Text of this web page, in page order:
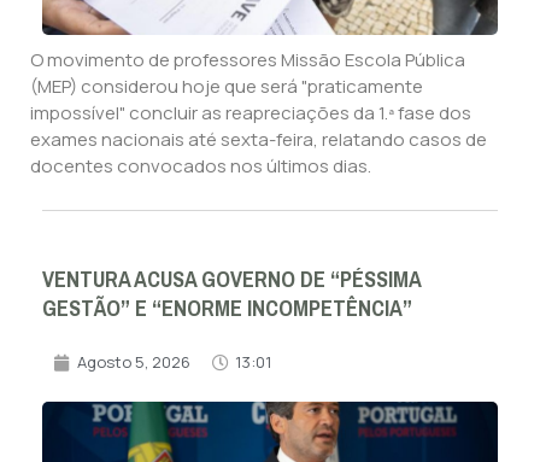
O movimento de professores Missão Escola Pública
(MEP) considerou hoje que será "praticamente
impossível" concluir as reapreciações da 1.ª fase dos
exames nacionais até sexta-feira, relatando casos de
docentes convocados nos últimos dias.
VENTURA ACUSA GOVERNO DE “PÉSSIMA
GESTÃO” E “ENORME INCOMPETÊNCIA”
Agosto 5, 2026 13:01